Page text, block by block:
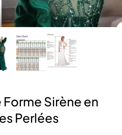
Sirène en
Perlées